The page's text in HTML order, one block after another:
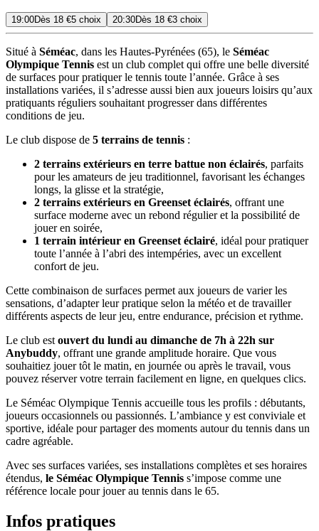
19:00Dès 18 €5 choix 20:30Dès 18 €3 choix
Situé à Séméac, dans les Hautes-Pyrénées (65), le Séméac
Olympique Tennis est un club complet qui offre une belle diversité
de surfaces pour pratiquer le tennis toute l’année. Grâce à ses
installations variées, il s’adresse aussi bien aux joueurs loisirs qu’aux
pratiquants réguliers souhaitant progresser dans différentes
conditions de jeu.
Le club dispose de 5 terrains de tennis :
2 terrains extérieurs en terre battue non éclairés, parfaits
pour les amateurs de jeu traditionnel, favorisant les échanges
longs, la glisse et la stratégie,
2 terrains extérieurs en Greenset éclairés, offrant une
surface moderne avec un rebond régulier et la possibilité de
jouer en soirée,
1 terrain intérieur en Greenset éclairé, idéal pour pratiquer
toute l’année à l’abri des intempéries, avec un excellent
confort de jeu.
Cette combinaison de surfaces permet aux joueurs de varier les
sensations, d’adapter leur pratique selon la météo et de travailler
différents aspects de leur jeu, entre endurance, précision et rythme.
Le club est ouvert du lundi au dimanche de 7h à 22h sur
Anybuddy, offrant une grande amplitude horaire. Que vous
souhaitiez jouer tôt le matin, en journée ou après le travail, vous
pouvez réserver votre terrain facilement en ligne, en quelques clics.
Le Séméac Olympique Tennis accueille tous les profils : débutants,
joueurs occasionnels ou passionnés. L’ambiance y est conviviale et
sportive, idéale pour partager des moments autour du tennis dans un
cadre agréable.
Avec ses surfaces variées, ses installations complètes et ses horaires
étendus, le Séméac Olympique Tennis s’impose comme une
référence locale pour jouer au tennis dans le 65.
Infos pratiques